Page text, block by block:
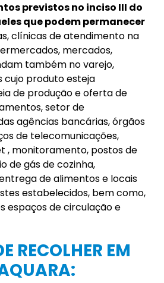
previstos no inciso III do
que podem permanecer
clínicas de atendimento na
mercados,
também no varejo,
cujo produto esteja
de produção e oferta de
setor de
agências bancárias, órgãos
de telecomunicações,
, monitoramento, postos de
de gás de cozinha,
de alimentos e locais
estabelecidos, bem como,
espaços de circulação e
RECOLHER EM